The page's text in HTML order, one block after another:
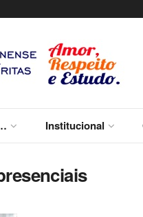
Institucional